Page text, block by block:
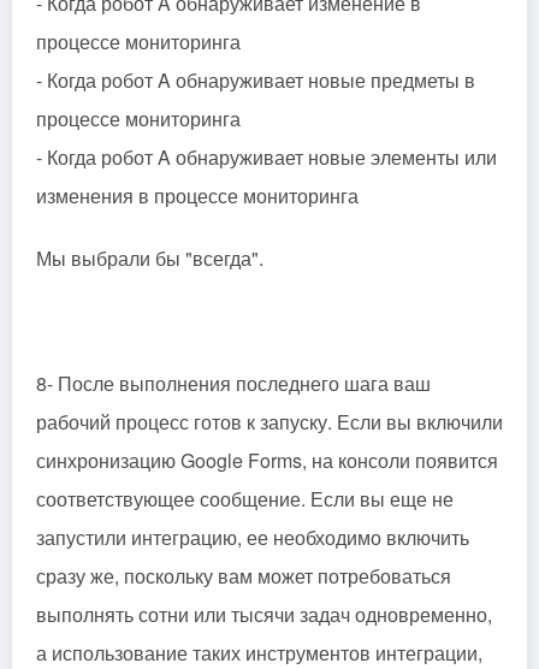
процессе мониторинга
- Когда робот A обнаруживает новые предметы в
процессе мониторинга
- Когда робот A обнаруживает новые элементы или
изменения в процессе мониторинга
Мы выбрали бы "всегда".
8- После выполнения последнего шага ваш
рабочий процесс готов к запуску. Если вы включили
синхронизацию Google Forms, на консоли появится
соответствующее сообщение. Если вы еще не
запустили интеграцию, ее необходимо включить
сразу же, поскольку вам может потребоваться
выполнять сотни или тысячи задач одновременно,
а использование таких инструментов интеграции,